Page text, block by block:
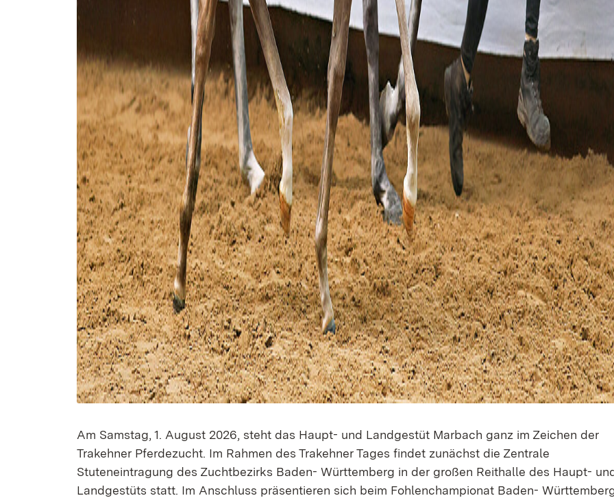
Am Samstag, 1. August 2026, steht das Haupt- und Landgestüt Marbach ganz im Zeichen der
Trakehner Pferdezucht. Im Rahmen des Trakehner Tages findet zunächst die Zentrale
Stuteneintragung des Zuchtbezirks Baden- Württemberg in der großen Reithalle des Haupt-
Landgestüts statt. Im Anschluss präsentieren sich beim Fohlenchampionat Baden-